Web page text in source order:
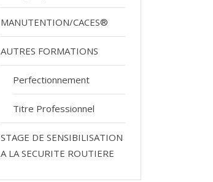
MANUTENTION/CACES®
AUTRES FORMATIONS
Perfectionnement
Titre Professionnel
STAGE DE SENSIBILISATION
A LA SECURITE ROUTIERE